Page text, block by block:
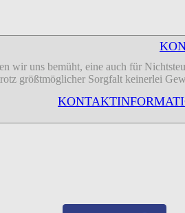
wir uns bemüht, eine auch für
größtmöglicher Sorgfalt keinerlei